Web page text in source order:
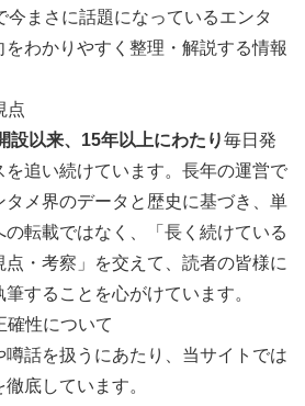
今まさに話題になっているエンタ
わかりやすく整理・解説する情報
点
設以来、15年以上にわたり毎日発
追い続けています。長年の運営で
メ界のデータと歴史に基づき、単
転載ではなく、「長く続けている
・考察」を交えて、読者の皆様に
することを心がけています。
確性について
話を扱うにあたり、当サイトでは
底しています。